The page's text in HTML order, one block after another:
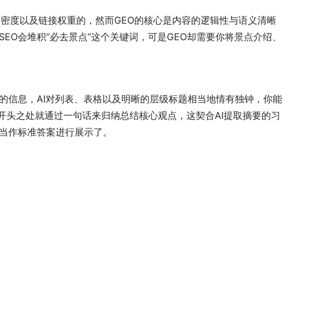
度以及链接权重的，然而GEO的核心是内容的逻辑性与语义清晰
会堆积“必去景点”这个关键词，可是GEO却需要你将景点介绍、
息，AI对列表、表格以及明晰的层级标题相当地情有独钟，你能
之处就通过一句话来归纳总结核心观点，这契合AI提取摘要的习
标准答案进行展示了。